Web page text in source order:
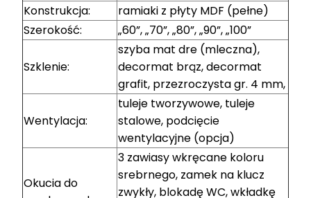
Konstrukcja:
ramiaki z płyty MDF (pełne)
Szerokość:
„60”, „70”, „80”, „90”, „100”
Szklenie:
szyba mat dre (mleczna),
decormat brąz, decormat
grafit, przezroczysta gr. 4 mm,
Wentylacja:
tuleje tworzywowe, tuleje
stalowe, podcięcie
wentylacyjne (opcja)
Okucia do
3 zawiasy wkręcane koloru
srebrnego, zamek na klucz
zwykły, blokadę WC, wkładkę